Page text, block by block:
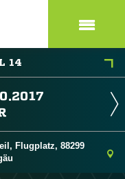
14
Flugplatz, 88299